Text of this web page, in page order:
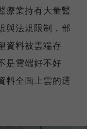
療業持有大量醫
與法規限制，部
資料被雲端存
是雲端好不好
料全面上雲的選